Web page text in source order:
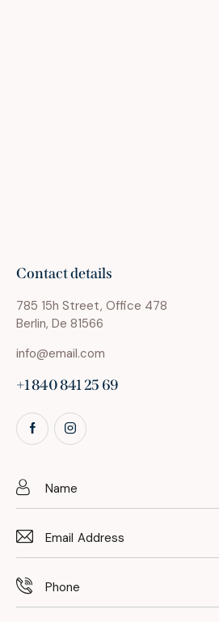
Contact details
785 15h Street, Office 478
Berlin, De 81566
info@email.com
+1 840 841 25 69